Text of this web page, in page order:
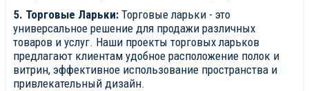
5. Торговые Ларьки: Торговые ларьки - это
универсальное решение для продажи различных
товаров и услуг. Наши проекты торговых ларьков
предлагают клиентам удобное расположение полок и
витрин, эффективное использование пространства и
привлекательный дизайн.